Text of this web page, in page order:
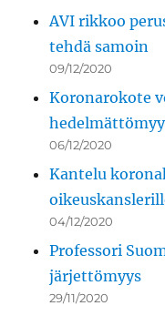
AVI rikkoo
tehdä samoin
09/12/2020
Koronarokote
06/12/2020
Kantelu
04/12/2020
Professori
järjettömyys
29/11/2020